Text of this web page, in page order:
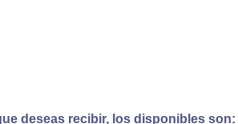
deseas recibir, los disponibles son: